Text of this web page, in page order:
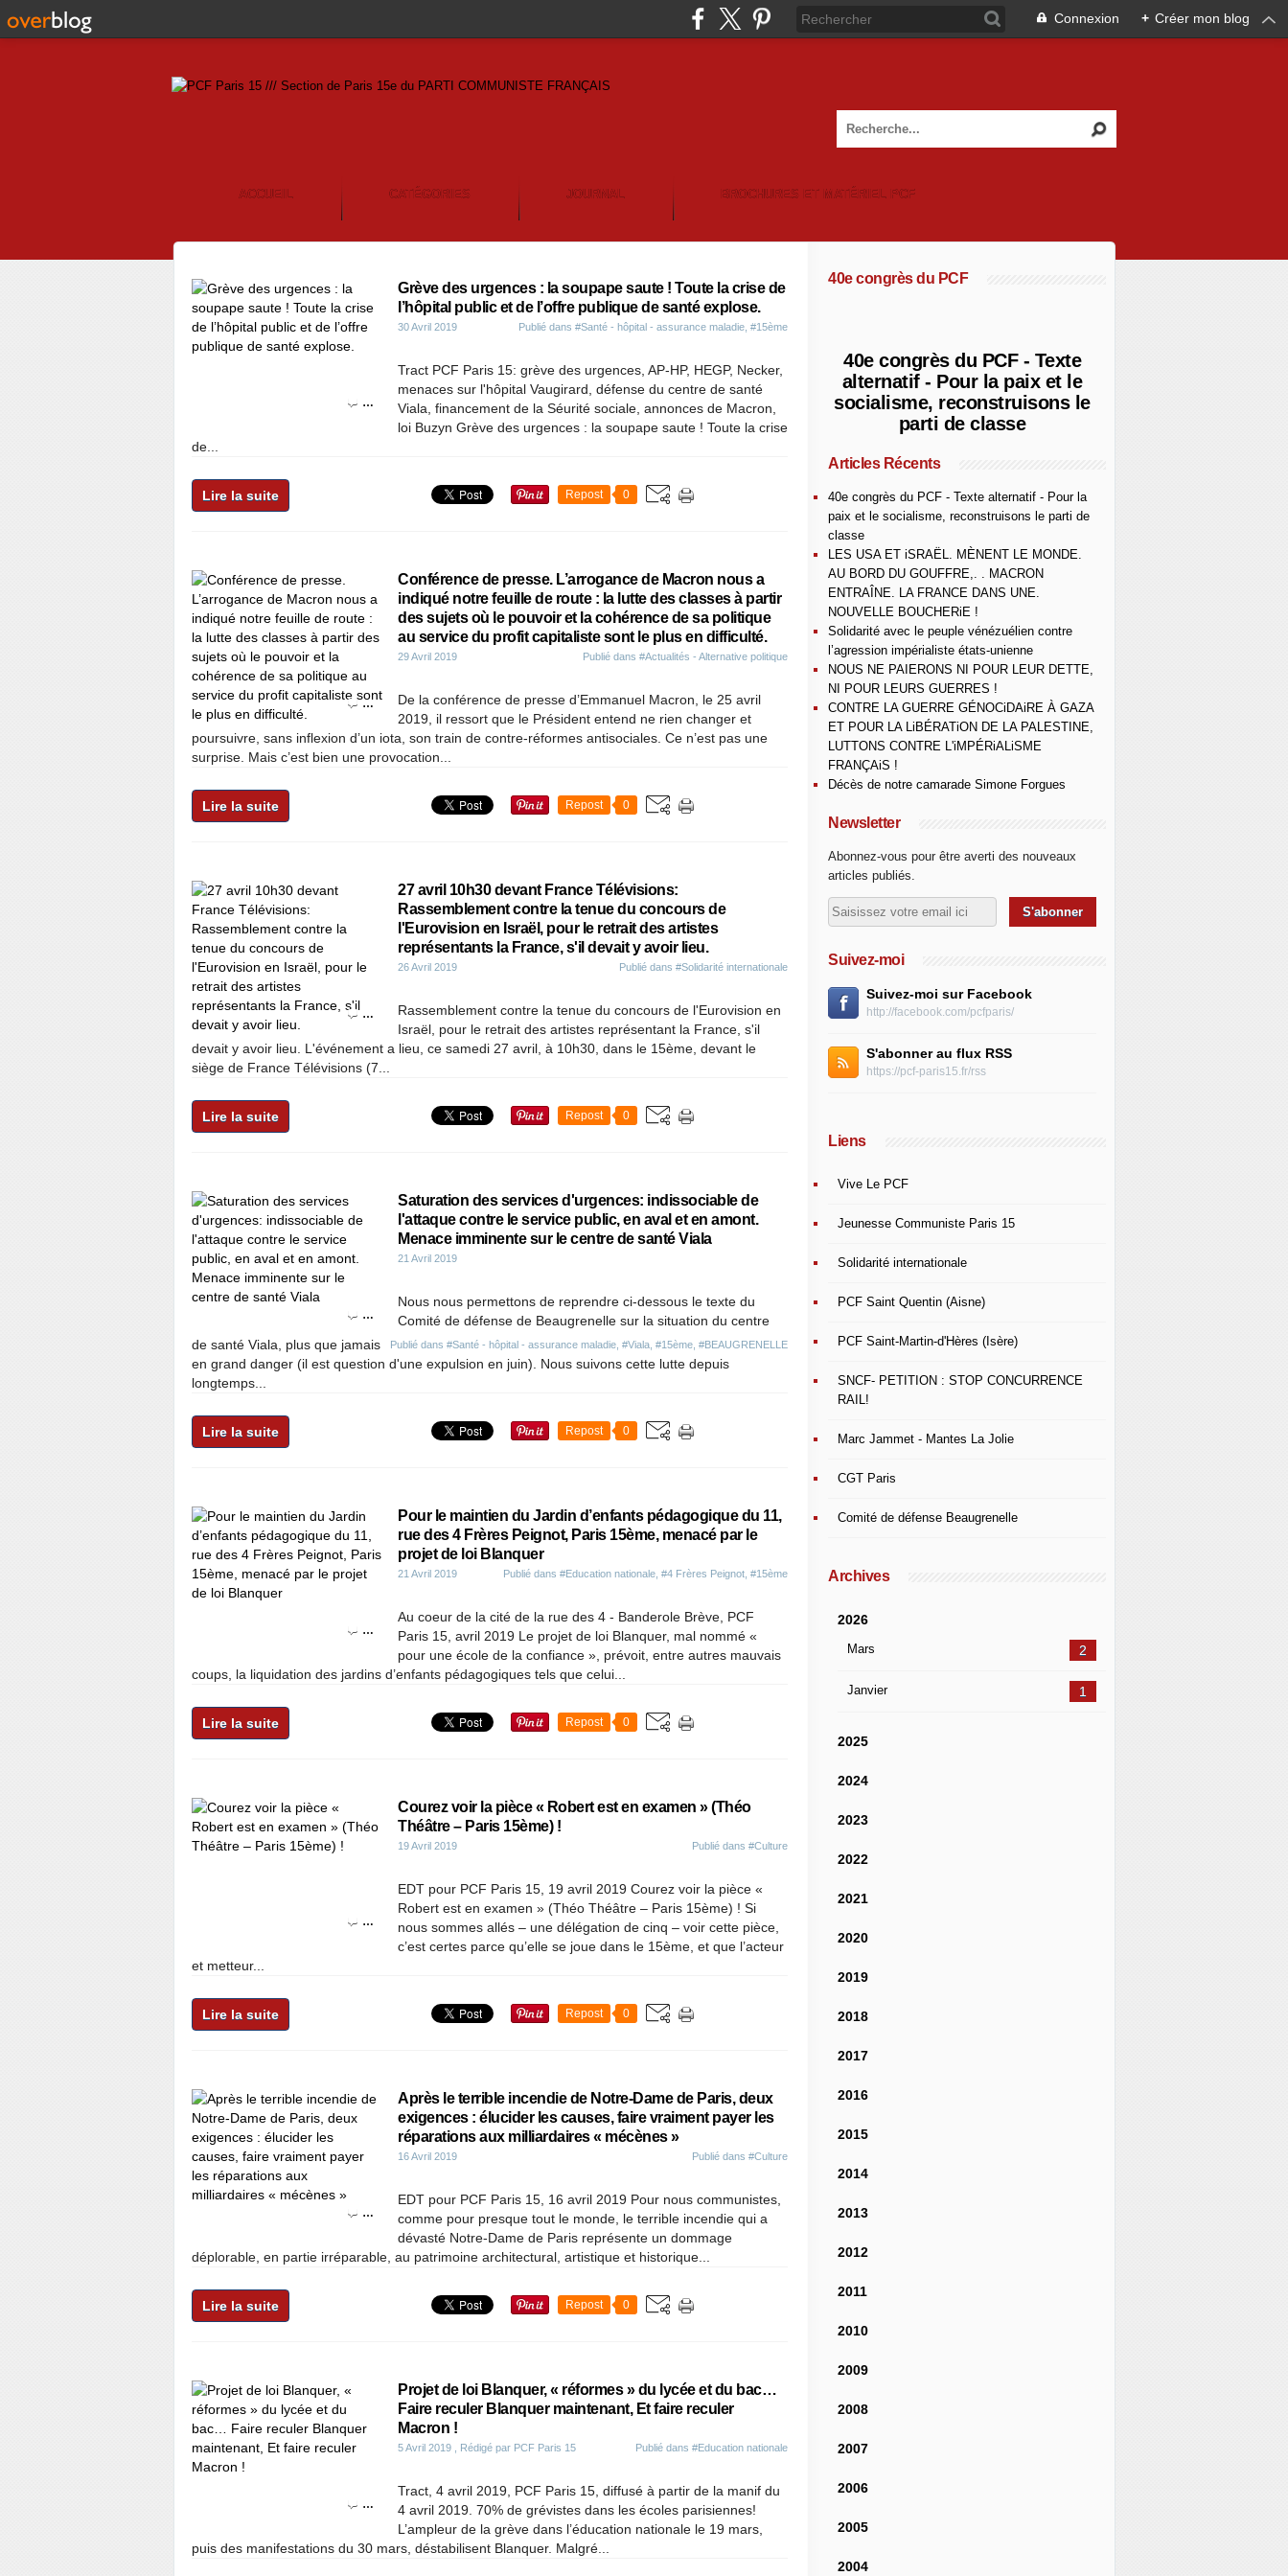
Connexion + Créer mon blog
ACCUEIL CATÉGORIES JOURNAL BROCHURES ET MATÉRIEL PCF
…
Grève des urgences : la soupape saute ! Toute la crise de
l’hôpital public et de l’offre publique de santé explose.
30 Avril 2019 Publié dans #Santé - hôpital - assurance maladie #15ème
Tract PCF Paris 15: grève des urgences, AP-HP, HEGP, Necker,
menaces sur l'hôpital Vaugirard, défense du centre de santé
Viala, financement de la Séurité sociale, annonces de Macron,
loi Buzyn Grève des urgences : la soupape saute ! Toute la crise
de...
Lire la suite Repost 0
…
Conférence de presse. L’arrogance de Macron nous a
indiqué notre feuille de route : la lutte des classes à partir
des sujets où le pouvoir et la cohérence de sa politique
au service du profit capitaliste sont le plus en difficulté.
29 Avril 2019 Publié dans #Actualités - Alternative politique
De la conférence de presse d’Emmanuel Macron, le 25 avril
2019, il ressort que le Président entend ne rien changer et
poursuivre, sans inflexion d’un iota, son train de contre-réformes antisociales. Ce n’est pas une
surprise. Mais c’est bien une provocation...
Lire la suite Repost 0
…
27 avril 10h30 devant France Télévisions:
Rassemblement contre la tenue du concours de
l'Eurovision en Israël, pour le retrait des artistes
représentants la France, s'il devait y avoir lieu.
26 Avril 2019 Publié dans #Solidarité internationale
Rassemblement contre la tenue du concours de l'Eurovision en
Israël, pour le retrait des artistes représentant la France, s'il
devait y avoir lieu. L'événement a lieu, ce samedi 27 avril, à 10h30, dans le 15ème, devant le
siège de France Télévisions (7...
Lire la suite Repost 0
…
Saturation des services d'urgences: indissociable de
l'attaque contre le service public, en aval et en amont.
Menace imminente sur le centre de santé Viala
21 Avril 2019
Publié dans #Santé - hôpital - assurance maladie #Viala #15ème #BEAUGRENELLE
Nous nous permettons de reprendre ci-dessous le texte du
Comité de défense de Beaugrenelle sur la situation du centre
de santé Viala, plus que jamais
en grand danger (il est question d'une expulsion en juin). Nous suivons cette lutte depuis
longtemps...
Lire la suite Repost 0
…
Pour le maintien du Jardin d’enfants pédagogique du 11,
rue des 4 Frères Peignot, Paris 15ème, menacé par le
projet de loi Blanquer
21 Avril 2019 Publié dans #Education nationale #4 Frères Peignot #15ème
Au coeur de la cité de la rue des 4 - Banderole Brève, PCF
Paris 15, avril 2019 Le projet de loi Blanquer, mal nommé «
pour une école de la confiance », prévoit, entre autres mauvais
coups, la liquidation des jardins d’enfants pédagogiques tels que celui...
Lire la suite Repost 0
…
Courez voir la pièce « Robert est en examen » (Théo
Théâtre – Paris 15ème) !
19 Avril 2019 Publié dans #Culture
EDT pour PCF Paris 15, 19 avril 2019 Courez voir la pièce «
Robert est en examen » (Théo Théâtre – Paris 15ème) ! Si
nous sommes allés – une délégation de cinq – voir cette pièce,
c’est certes parce qu’elle se joue dans le 15ème, et que l’acteur
et metteur...
Lire la suite Repost 0
…
Après le terrible incendie de Notre-Dame de Paris, deux
exigences : élucider les causes, faire vraiment payer les
réparations aux milliardaires « mécènes »
16 Avril 2019 Publié dans #Culture
EDT pour PCF Paris 15, 16 avril 2019 Pour nous communistes,
comme pour presque tout le monde, le terrible incendie qui a
dévasté Notre-Dame de Paris représente un dommage
déplorable, en partie irréparable, au patrimoine architectural, artistique et historique...
Lire la suite Repost 0
…
Projet de loi Blanquer, « réformes » du lycée et du bac…
Faire reculer Blanquer maintenant, Et faire reculer
Macron !
5 Avril 2019 , Rédigé par PCF Paris 15 Publié dans #Education nationale
Tract, 4 avril 2019, PCF Paris 15, diffusé à partir de la manif du
4 avril 2019. 70% de grévistes dans les écoles parisiennes!
L’ampleur de la grève dans l’éducation nationale le 19 mars,
puis des manifestations du 30 mars, déstabilisent Blanquer. Malgré...
40e congrès du PCF
40e congrès du PCF - Texte
alternatif - Pour la paix et le
socialisme, reconstruisons le
parti de classe
Articles Récents
40e congrès du PCF - Texte alternatif - Pour la
paix et le socialisme, reconstruisons le parti de
classe
LES USA ET iSRAËL. MÈNENT LE MONDE.
AU BORD DU GOUFFRE,. . MACRON
ENTRAÎNE. LA FRANCE DANS UNE.
NOUVELLE BOUCHERiE !
Solidarité avec le peuple vénézuélien contre
l’agression impérialiste états-unienne
NOUS NE PAIERONS NI POUR LEUR DETTE,
NI POUR LEURS GUERRES !
CONTRE LA GUERRE GÉNOCiDAiRE À GAZA
ET POUR LA LiBÉRATiON DE LA PALESTINE,
LUTTONS CONTRE L'iMPÉRiALiSME
FRANÇAiS !
Décès de notre camarade Simone Forgues
Newsletter
Abonnez-vous pour être averti des nouveaux
articles publiés.
Suivez-moi
Suivez-moi sur Facebook
http://facebook.com/pcfparis/
S'abonner au flux RSS
https://pcf-paris15.fr/rss
Liens
Vive Le PCF
Jeunesse Communiste Paris 15
Solidarité internationale
PCF Saint Quentin (Aisne)
PCF Saint-Martin-d'Hères (Isère)
SNCF- PETITION : STOP CONCURRENCE
RAIL!
Marc Jammet - Mantes La Jolie
CGT Paris
Comité de défense Beaugrenelle
Archives
2026
Mars 2
Janvier 1
2025
2024
2023
2022
2021
2020
2019
2018
2017
2016
2015
2014
2013
2012
2011
2010
2009
2008
2007
2006
2005
2004